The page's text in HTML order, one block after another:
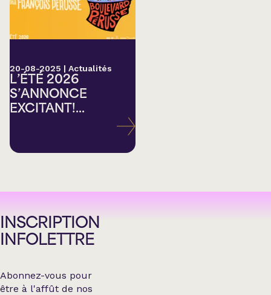
20-08-2025 | Actualités
L’ÉTÉ 2026
S’ANNONCE
EXCITANT!...
INSCRIPTION
INFOLETTRE
Abonnez-vous pour
être à l'affût de nos